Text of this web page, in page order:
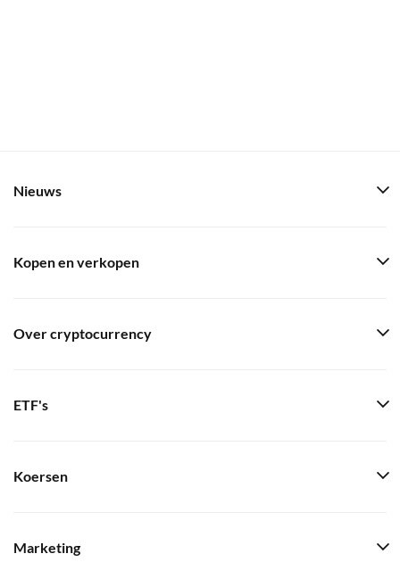
Nieuws
Kopen en verkopen
Over cryptocurrency
ETF's
Koersen
Marketing